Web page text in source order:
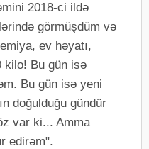
2018-ci ildə
görmüşdüm və
ev həyatı,
kilo! Bu gün isə
Bu gün isə yeni
doğulduğu gündür
var ki... Amma
edirəm".